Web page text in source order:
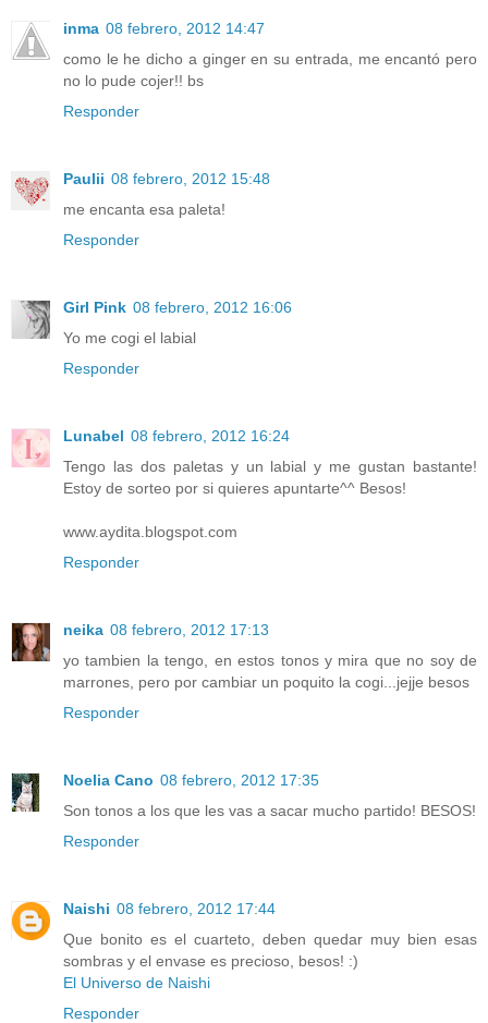
inma 08 febrero, 2012 14:47
como le he dicho a ginger en su entrada, me encantó pero
no lo pude cojer!! bs
Responder
Paulii 08 febrero, 2012 15:48
me encanta esa paleta!
Responder
Girl Pink 08 febrero, 2012 16:06
Yo me cogi el labial
Responder
Lunabel 08 febrero, 2012 16:24
Tengo las dos paletas y un labial y me gustan bastante!
Estoy de sorteo por si quieres apuntarte^^ Besos!
www.aydita.blogspot.com
Responder
neika 08 febrero, 2012 17:13
yo tambien la tengo, en estos tonos y mira que no soy de
marrones, pero por cambiar un poquito la cogi...jejje besos
Responder
Noelia Cano 08 febrero, 2012 17:35
Son tonos a los que les vas a sacar mucho partido! BESOS!
Responder
Naishi 08 febrero, 2012 17:44
Que bonito es el cuarteto, deben quedar muy bien esas
sombras y el envase es precioso, besos! :)
El Universo de Naishi
Responder